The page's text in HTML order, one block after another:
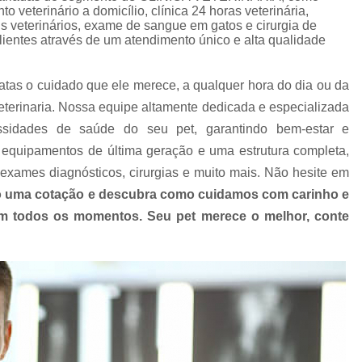
Clínica Veterinária com Atendimento
Clínica Veterinária Mais Próxima
Clínica
Consulta para Cachorro
Consulta
Consulta Veterinária Dermatológica para
Consulta Veterinária para Animais de
Consulta Veterinária para
Consulta Veterinária para Gatos
Exames Laboratoriais Animais
Exames Laboratoriais para Cachorro
Exames Laboratoriais para Cachorro São Paulo
Exames Laboratoriais para Cães e
veterinário a domicílio, clínica 24 horas veterinária,
exame de sangue em gatos e cirurgia de
através de um atendimento único e alta qualidade
o cuidado que ele merece, a qualquer hora do dia ou da
Nossa equipe altamente dedicada e especializada
de saúde do seu pet, garantindo bem-estar e
de última geração e uma estrutura completa,
diagnósticos, cirurgias e muito mais. Não hesite em
uma cotação e descubra como cuidamos com carinho e
todos os momentos. Seu pet merece o melhor, conte